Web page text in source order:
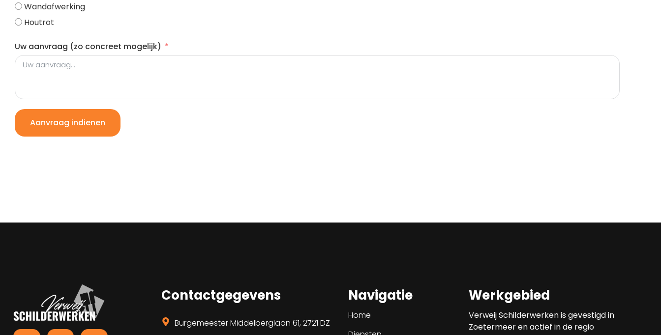
Wandafwerking
Houtrot
Uw aanvraag (zo concreet mogelijk)
Aanvraag indienen
Contactgegevens
Burgemeester Middelberglaan 61, 2721 DZ
Navigatie
Home
Werkgebied
Verweij Schilderwerken is gevestigd in
Zoetermeer en actief in de regio